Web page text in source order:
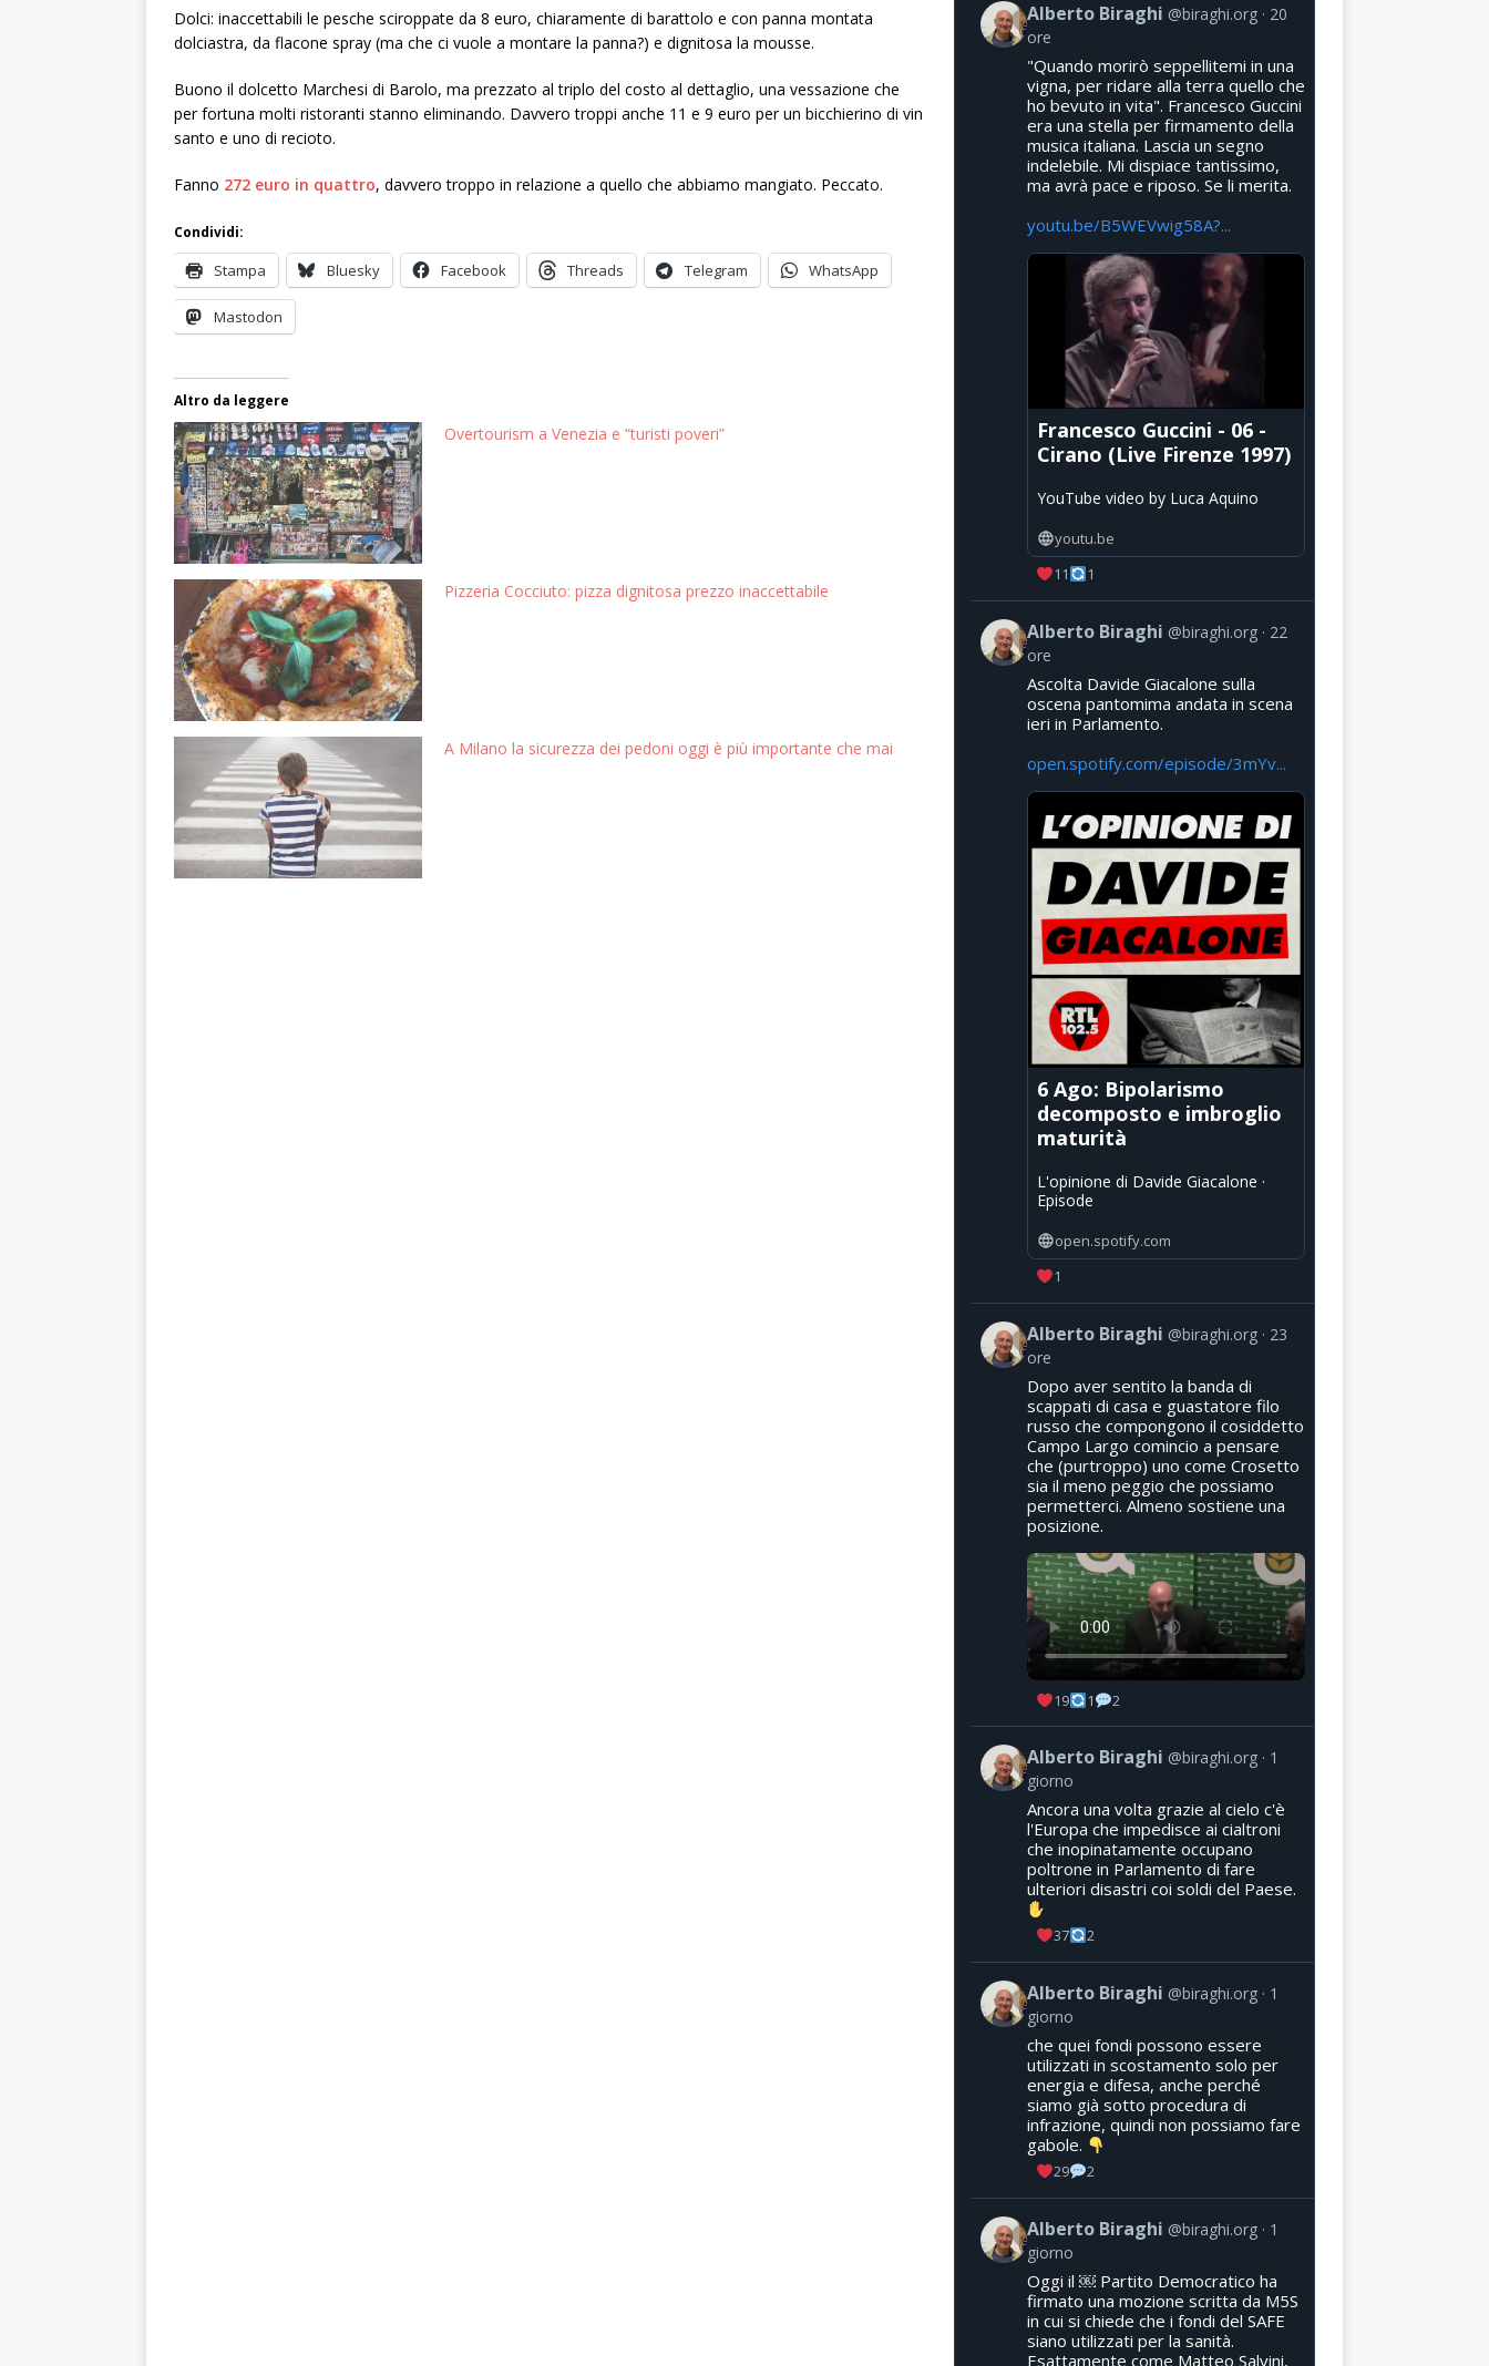
Dolci: inaccettabili le pesche sciroppate da 8 euro, chiaramente di barattolo e con panna montata
dolciastra, da flacone spray (ma che ci vuole a montare la panna?) e dignitosa la mousse.
Buono il dolcetto Marchesi di Barolo, ma prezzato al triplo del costo al dettaglio, una vessazione che
per fortuna molti ristoranti stanno eliminando. Davvero troppi anche 11 e 9 euro per un bicchierino di vin
santo e uno di recioto.
Fanno 272 euro in quattro, davvero troppo in relazione a quello che abbiamo mangiato. Peccato.
Condividi:
Stampa Bluesky Facebook Threads Telegram WhatsApp
Mastodon
Altro da leggere
Overtourism a Venezia e “turisti poveri”
Pizzeria Cocciuto: pizza dignitosa prezzo inaccettabile
A Milano la sicurezza dei pedoni oggi è più importante che mai
Alberto Biraghi @biraghi.org
20
ore
"Quando morirò seppellitemi in una
vigna, per ridare alla terra quello che
ho bevuto in vita". Francesco Guccini
era una stella per firmamento della
musica italiana. Lascia un segno
indelebile. Mi dispiace tantissimo,
ma avrà pace e riposo. Se li merita.
youtu.be/B5WEVwig58A?...
Francesco Guccini - 06 -
Cirano (Live Firenze 1997)
YouTube video by Luca Aquino
youtu.be
11
1
Alberto Biraghi @biraghi.org
22
ore
Ascolta Davide Giacalone sulla
oscena pantomima andata in scena
ieri in Parlamento.
open.spotify.com/episode/3mYv...
6 Ago: Bipolarismo
decomposto e imbroglio
maturità
L'opinione di Davide Giacalone ·
Episode
open.spotify.com
1
Alberto Biraghi @biraghi.org
23
ore
Dopo aver sentito la banda di
scappati di casa e guastatore filo
russo che compongono il cosiddetto
Campo Largo comincio a pensare
che (purtroppo) uno come Crosetto
sia il meno peggio che possiamo
permetterci. Almeno sostiene una
posizione.
19 1 2
Alberto Biraghi @biraghi.org
1
giorno
Ancora una volta grazie al cielo c'è
l'Europa che impedisce ai cialtroni
che inopinatamente occupano
poltrone in Parlamento di fare
ulteriori disastri coi soldi del Paese.
37 2
Alberto Biraghi @biraghi.org
1
giorno
che quei fondi possono essere
utilizzati in scostamento solo per
energia e difesa, anche perché
siamo già sotto procedura di
infrazione, quindi non possiamo fare
gabole.
29 2
Alberto Biraghi @biraghi.org
1
giorno
Oggi il ￼ Partito Democratico ha
firmato una mozione scritta da M5S
in cui si chiede che i fondi del SAFE
siano utilizzati per la sanità.
Esattamente come Matteo Salvini,